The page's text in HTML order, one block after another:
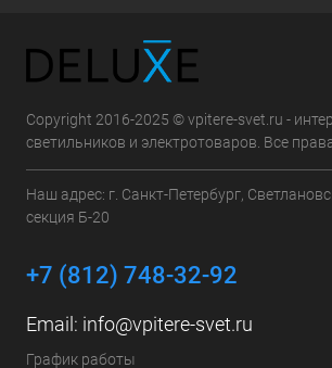
Copyright 2016-2025 © vpitere-svet.ru -
светильников и электротоваров. Все
Наш адрес: г. Санкт-Петербург,
секция Б-20
+7 (812) 748-32-92
Email: info@vpitere-svet.ru
График работы